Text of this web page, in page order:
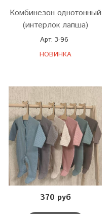
Комбинезон однотонный
(интерлок лапша)
Арт. 3-96
НОВИНКА
370 руб